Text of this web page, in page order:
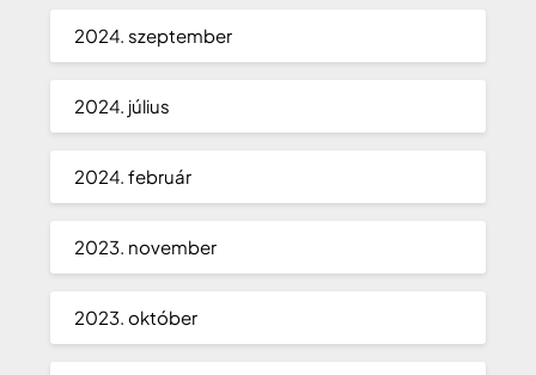
2024. szeptember
2024. július
2024. február
2023. november
2023. október